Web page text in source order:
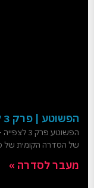
הפשוטע | פרק 3 לצפייה
הפשוטע
של הסדרה הקומית של כאן
מעבר לסדרה »